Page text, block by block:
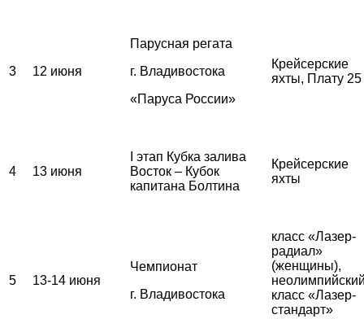
3 12 июня
Парусная регата
г. Владивостока
«Паруса России»
Крейсерские
яхты, Плату 25
4 13 июня
I этап Кубка залива
Восток – Кубок
капитана Болтина
Крейсерские
яхты
5 13-14 июня
Чемпионат
г. Владивостока
класс «Лазер-
радиал»
(женщины),
класс «Лазер-
стандарт»